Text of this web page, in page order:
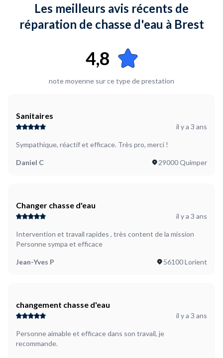
Les meilleurs avis récents de
réparation de chasse d'eau à Brest
4,8
note moyenne sur ce type de prestation
Sanitaires
il y a 3 ans
Sympathique, réactif et efficace. Très pro, merci !
Daniel C 29000 Quimper
Changer chasse d'eau
il y a 3 ans
Intervention et travail rapides , très content de la mission
Personne sympa et efficace
Jean-Yves P 56100 Lorient
changement chasse d'eau
il y a 3 ans
Personne aimable et efficace dans son travail, je
recommande.